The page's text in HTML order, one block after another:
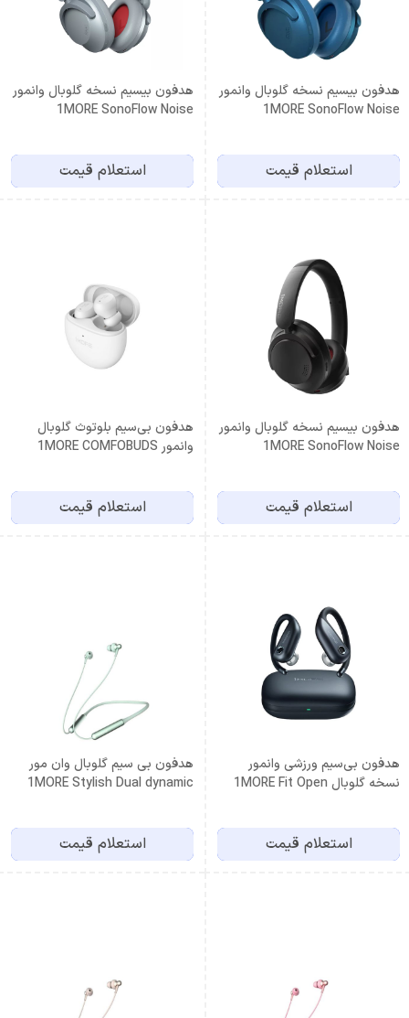
هدفون بیسیم نسخه گلوبال وانمور
1MORE SonoFlow Noise
استعلام قیمت
هدفون بیسیم نسخه گلوبال وانمور
1MORE SonoFlow Noise
استعلام قیمت
هدفون بیسیم نسخه گلوبال وانمور
1MORE SonoFlow Noise
استعلام قیمت
هدفون بی‌سیم بلوتوث گلوبال
وانمور 1MORE COMFOBUDS
استعلام قیمت
هدفون بی‌سیم ورزشی وانمور
نسخه گلوبال 1MORE Fit Open
استعلام قیمت
هدفون بی سیم گلوبال وان مور
1MORE Stylish Dual dynamic
استعلام قیمت